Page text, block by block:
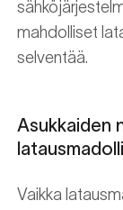
mahdolliset
selventää.
Asukkaiden
Vaikka